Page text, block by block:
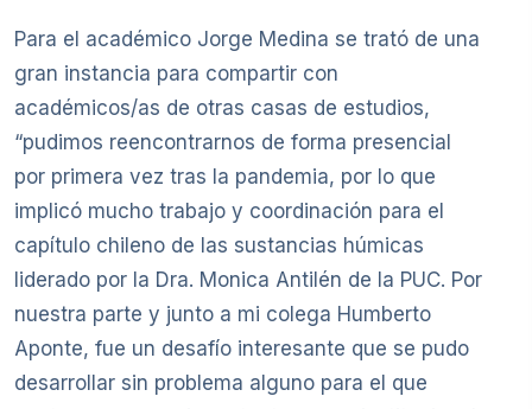
Para el académico Jorge Medina se trató de una
gran instancia para compartir con
académicos/as de otras casas de estudios,
“pudimos reencontrarnos de forma presencial
por primera vez tras la pandemia, por lo que
implicó mucho trabajo y coordinación para el
capítulo chileno de las sustancias húmicas
liderado por la Dra. Monica Antilén de la PUC. Por
nuestra parte y junto a mi colega Humberto
Aponte, fue un desafío interesante que se pudo
desarrollar sin problema alguno para el que